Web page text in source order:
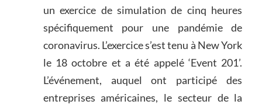
un exercice de simulation de cinq heures
spécifiquement pour une pandémie de
coronavirus. L’exercice s’est tenu à New York
le 18 octobre et a été appelé ‘Event 201’.
L’événement, auquel ont participé des
entreprises américaines, le secteur de la